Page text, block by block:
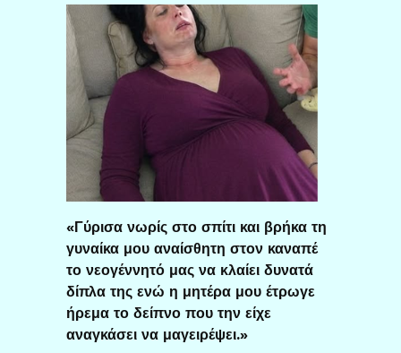
«Γύρισα νωρίς στο σπίτι και βρήκα τη
γυναίκα μου αναίσθητη στον καναπέ
το νεογέννητό μας να κλαίει δυνατά
δίπλα της ενώ η μητέρα μου έτρωγε
ήρεμα το δείπνο που την είχε
αναγκάσει να μαγειρέψει.»